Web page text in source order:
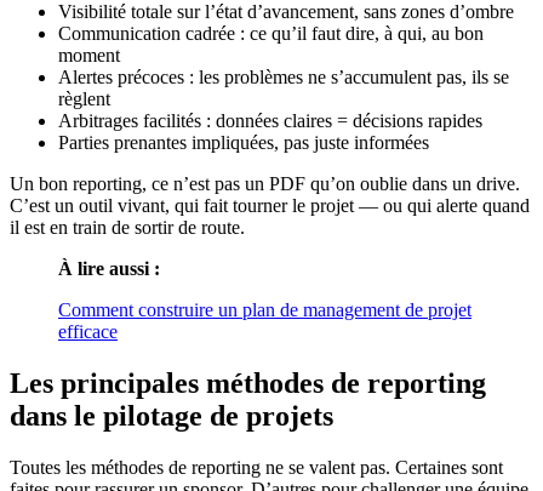
Visibilité totale sur l’état d’avancement, sans zones d’ombre
Communication cadrée : ce qu’il faut dire, à qui, au bon
moment
Alertes précoces : les problèmes ne s’accumulent pas, ils se
règlent
Arbitrages facilités : données claires = décisions rapides
Parties prenantes impliquées, pas juste informées
Un bon reporting, ce n’est pas un PDF qu’on oublie dans un drive.
C’est un outil vivant, qui fait tourner le projet — ou qui alerte quand
il est en train de sortir de route.
À lire aussi :
Comment construire un plan de management de projet
efficace
Les principales méthodes de reporting
dans le pilotage de projets
Toutes les méthodes de reporting ne se valent pas. Certaines sont